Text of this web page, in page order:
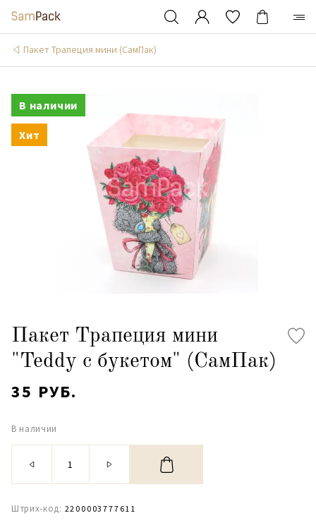
Пакет Трапеция мини (СамПак)
В наличии
Хит
Пакет Трапеция мини
"Teddy с букетом" (СамПак)
35 РУБ.
В наличии
Штрих-код: 2200003777611